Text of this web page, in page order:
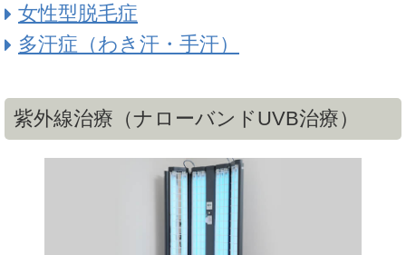
女性型脱毛症
多汗症（わき汗・手汗）
紫外線治療（ナローバンドUVB治療）